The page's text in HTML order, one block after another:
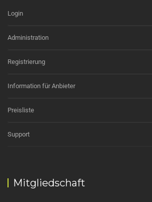
Login
Administration
Registrierung
Information für Anbieter
Preisliste
Support
Mitgliedschaft